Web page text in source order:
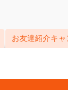
お友達紹介キ